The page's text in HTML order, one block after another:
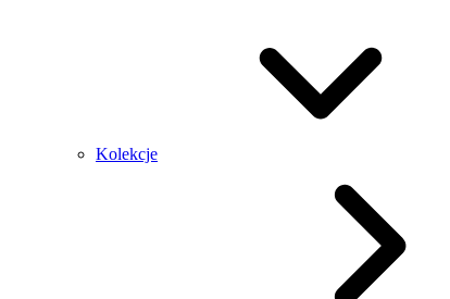
Kolekcje